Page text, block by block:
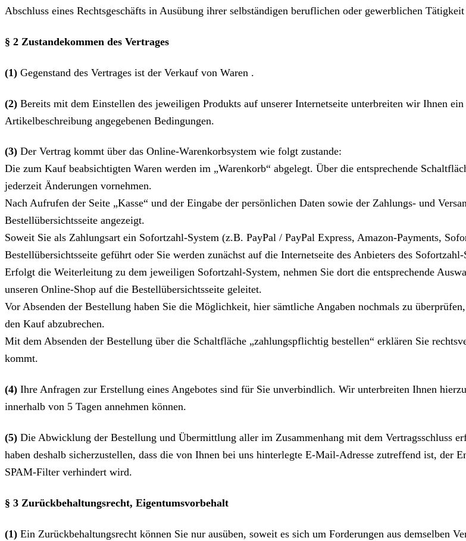
Abschluss eines Rechtsgeschäfts in Ausübung ihrer selbständigen beruflichen oder gewerblichen
§ 2 Zustandekommen des Vertrages
(1) Gegenstand des Vertrages ist der Verkauf von Waren .
(2) Bereits mit dem Einstellen des jeweiligen Produkts auf unserer Internetseite unterbreiten wir Ihnen
Artikelbeschreibung angegebenen Bedingungen.
(3) Der Vertrag kommt über das Online-Warenkorbsystem wie folgt zustande:
Die zum Kauf beabsichtigten Waren werden im „Warenkorb“ abgelegt. Über die entsprechende
jederzeit Änderungen vornehmen.
Nach Aufrufen der Seite „Kasse“ und der Eingabe der persönlichen Daten sowie der Zahlungs- und
Bestellübersichtsseite angezeigt.
Soweit Sie als Zahlungsart ein Sofortzahl-System (z.B. PayPal / PayPal Express, Amazon-Payments,
Bestellübersichtsseite geführt oder Sie werden zunächst auf die Internetseite des Anbieters des
Erfolgt die Weiterleitung zu dem jeweiligen Sofortzahl-System, nehmen Sie dort die entsprechende
unseren Online-Shop auf die Bestellübersichtsseite geleitet.
Vor Absenden der Bestellung haben Sie die Möglichkeit, hier sämtliche Angaben nochmals zu
den Kauf abzubrechen.
Mit dem Absenden der Bestellung über die Schaltfläche „zahlungspflichtig bestellen“ erklären Sie
kommt.
(4) Ihre Anfragen zur Erstellung eines Angebotes sind für Sie unverbindlich. Wir unterbreiten Ihnen
innerhalb von 5 Tagen annehmen können.
(5) Die Abwicklung der Bestellung und Übermittlung aller im Zusammenhang mit dem Vertragsschluss
haben deshalb sicherzustellen, dass die von Ihnen bei uns hinterlegte E-Mail-Adresse zutreffend ist, der
SPAM-Filter verhindert wird.
§ 3 Zurückbehaltungsrecht, Eigentumsvorbehalt
(1) Ein Zurückbehaltungsrecht können Sie nur ausüben, soweit es sich um Forderungen aus demselben